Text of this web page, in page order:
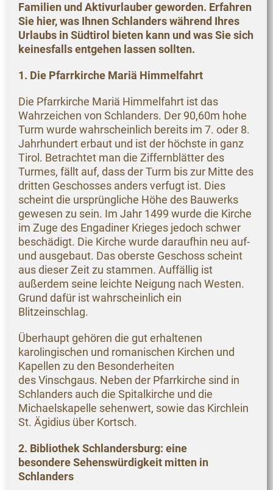
Familien und Aktivurlauber geworden. Erfahren
Sie hier, was Ihnen Schlanders während Ihres
Urlaubs in Südtirol bieten kann und was Sie sich
keinesfalls entgehen lassen sollten.
1. Die Pfarrkirche Mariä Himmelfahrt
Die Pfarrkirche Mariä Himmelfahrt ist das
Wahrzeichen von Schlanders. Der 90,60m hohe
Turm wurde wahrscheinlich bereits im 7. oder 8.
Jahrhundert erbaut und ist der höchste in ganz
Tirol. Betrachtet man die Ziffernblätter des
Turmes, fällt auf, dass der Turm bis zur Mitte des
dritten Geschosses anders verfugt ist. Dies
scheint die ursprüngliche Höhe des Bauwerks
gewesen zu sein. Im Jahr 1499 wurde die Kirche
im Zuge des Engadiner Krieges jedoch schwer
beschädigt. Die Kirche wurde daraufhin neu auf-
und ausgebaut. Das oberste Geschoss scheint
aus dieser Zeit zu stammen. Auffällig ist
außerdem seine leichte Neigung nach Westen.
Grund dafür ist wahrscheinlich ein
Blitzeinschlag.
Überhaupt gehören die gut erhaltenen
karolingischen und romanischen Kirchen und
Kapellen zu den Besonderheiten
des Vinschgaus. Neben der Pfarrkirche sind in
Schlanders auch die Spitalkirche und die
Michaelskapelle sehenwert, sowie das Kirchlein
St. Ägidius über Kortsch.
2. Bibliothek Schlandersburg: eine
besondere Sehenswürdigkeit mitten in
Schlanders